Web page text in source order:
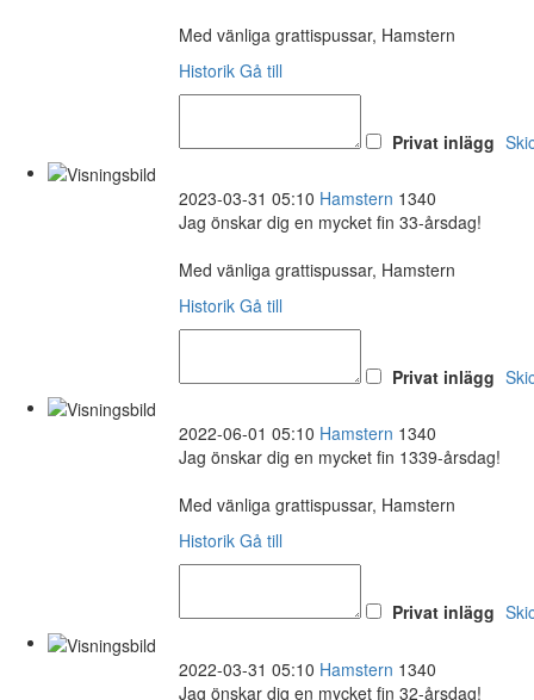
Med vänliga grattispussar, Hamstern
Historik Gå till
Privat inlägg
2023-03-31 05:10 Hamstern 1340
Jag önskar dig en mycket fin 33-årsdag!
Med vänliga grattispussar, Hamstern
Historik Gå till
Privat inlägg
2022-06-01 05:10 Hamstern 1340
Jag önskar dig en mycket fin 1339-årsdag!
Med vänliga grattispussar, Hamstern
Historik Gå till
Privat inlägg
2022-03-31 05:10 Hamstern 1340
Jag önskar dig en mycket fin 32-årsdag!